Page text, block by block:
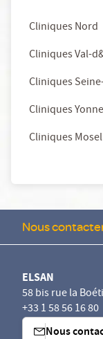
Cliniques Nord
Cliniques Val-
Cliniques
Cliniques Yonne
Cliniques
Nous
ELSAN
58 bis rue la
+33 1 58 56 16 80
Nous